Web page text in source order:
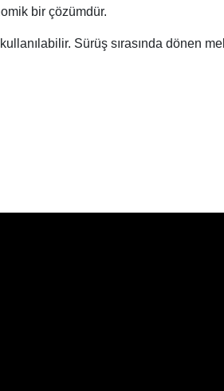
bir çözümdür.
Sürüş sırasında dönen